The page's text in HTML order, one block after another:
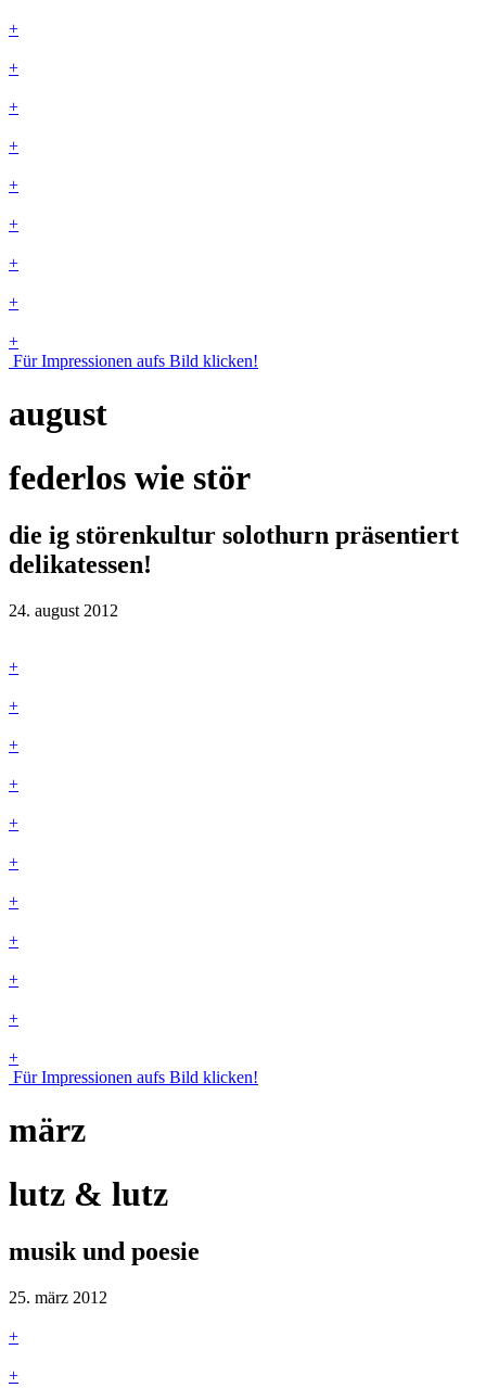
+
+
+
+
+
+
+
+
+
Für Impressionen aufs Bild klicken!
august
federlos wie stör
die ig störenkultur solothurn präsentiert
delikatessen!
24. august 2012
+
+
+
+
+
+
+
+
+
+
+
Für Impressionen aufs Bild klicken!
märz
lutz & lutz
musik und poesie
25. märz 2012
+
+